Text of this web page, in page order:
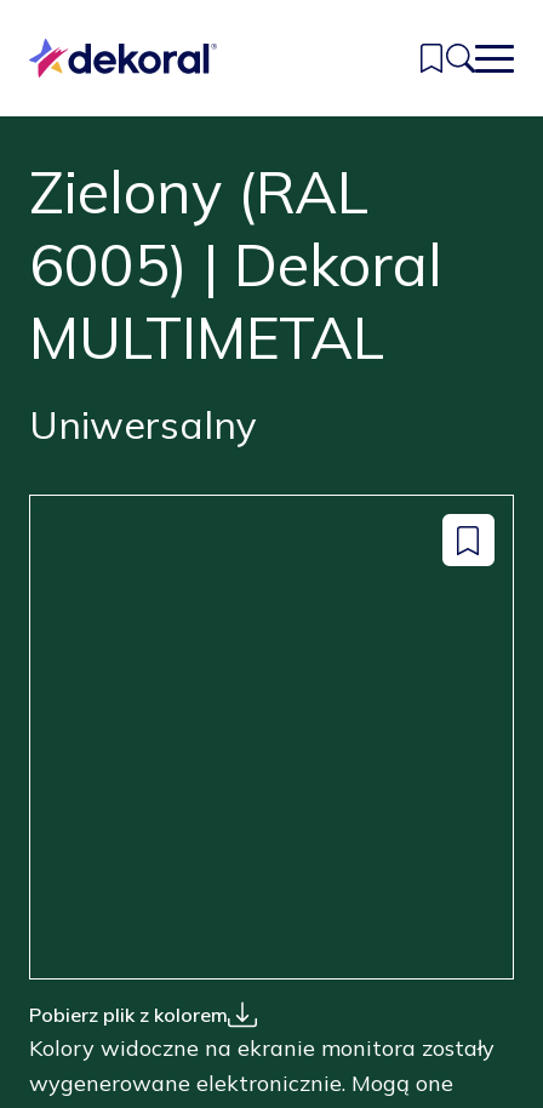
głównej
treści
Inspiracje
Kolory
Produkty
Znajdź sklep
Kontakt
Zielony (RAL
6005) | Dekoral
MULTIMETAL
Uniwersalny
Dodaj
do
Pobierz plik z kolorem
Kolory widoczne na ekranie monitora zostały
wygenerowane elektronicznie. Mogą one